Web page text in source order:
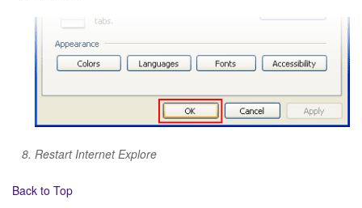
Restart Internet Explore
Back to Top